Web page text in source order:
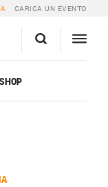
CARICA UN EVENTO
SHOP